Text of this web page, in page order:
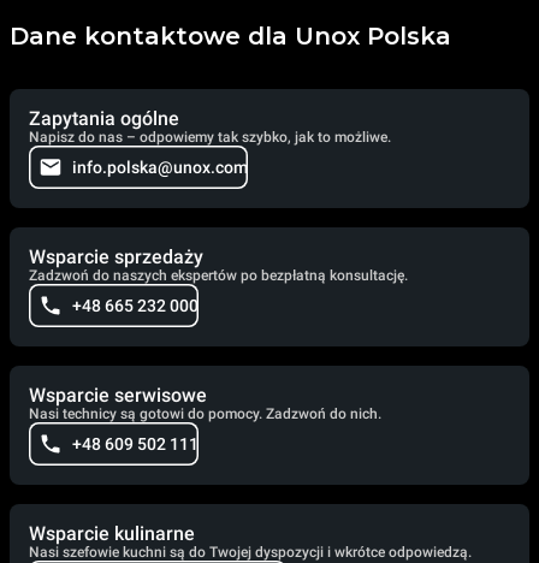
Dane kontaktowe dla Unox Polska
Zapytania ogólne
Napisz do nas – odpowiemy tak szybko, jak to możliwe.
info.polska@unox.com
Wsparcie sprzedaży
Zadzwoń do naszych ekspertów po bezpłatną konsultację.
+48 665 232 000
Wsparcie serwisowe
Nasi technicy są gotowi do pomocy. Zadzwoń do nich.
+48 609 502 111
Wsparcie kulinarne
Nasi szefowie kuchni są do Twojej dyspozycji i wkrótce odpowiedzą.